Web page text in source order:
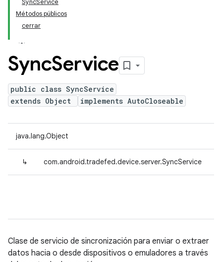
SyncService
Métodos públicos
cerrar
SyncService
public class SyncService
extends Object
implements AutoCloseable
java.lang.Object
↳ com.android.tradefed.device.server.SyncService
Clase de servicio de sincronización para enviar o extraer
datos hacia o desde dispositivos o emuladores a través